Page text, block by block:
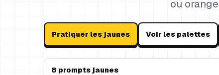
ou
Pratiquer les jaunes Voir les palettes
8 prompts jaunes